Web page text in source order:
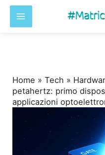
Home »Tech »
petahertz: primo
applicazioni